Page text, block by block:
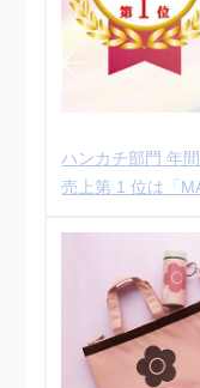
ハンカチ部門 年
売上第 1 位は「